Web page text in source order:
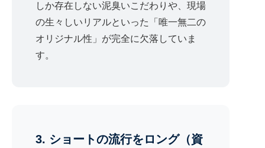
しか存在しない泥臭いこだわりや、現場
の生々しいリアルといった「唯一無二の
オリジナル性」が完全に欠落していま
す。
3. ショートの流行をロング（資